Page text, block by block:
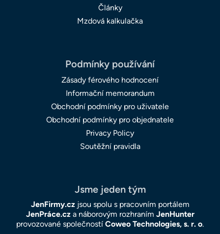
Články
Mzdová kalkulačka
Podmínky používání
Zásady férového hodnocení
Informační memorandum
Obchodní podmínky pro uživatele
Obchodní podmínky pro objednatele
Privacy Policy
Soutěžní pravidla
Jsme jeden tým
JenFirmy.czjsou spolu s pracovním portálem
JenPráce.cza náborovým rozhraním JenHunter
provozované společností Coweo Technologies, s. r. o.